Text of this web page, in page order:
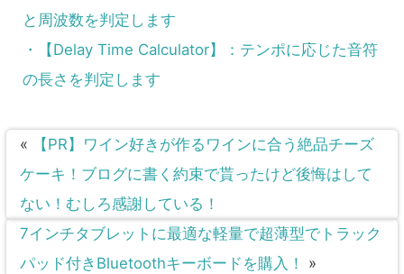
と周波数を判定します
・【Delay Time Calculator】：テンポに応じた音符
の長さを判定します
«
【PR】ワイン好きが作るワインに合う絶品チーズ
ケーキ！ブログに書く約束で貰ったけど後悔はして
ない！むしろ感謝している！
7インチタブレットに最適な軽量で超薄型でトラック
パッド付きBluetoothキーボードを購入！
»